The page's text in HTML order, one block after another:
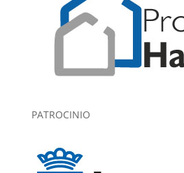
PATROCINIO